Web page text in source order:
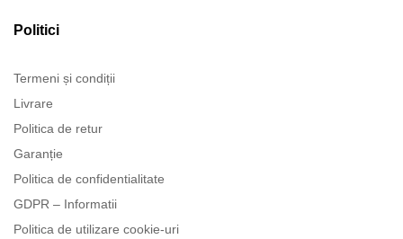
Politici
Termeni și condiții
Livrare
Politica de retur
Garanție
Politica de confidentialitate
GDPR – Informatii
Politica de utilizare cookie-uri